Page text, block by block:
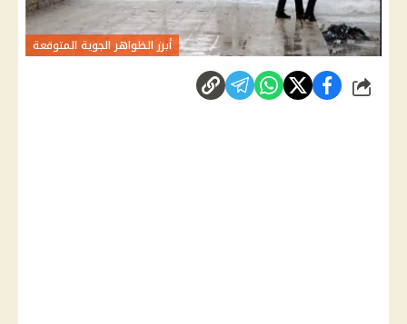
أبرز الظواهر الجوية المتوقعة
شارك